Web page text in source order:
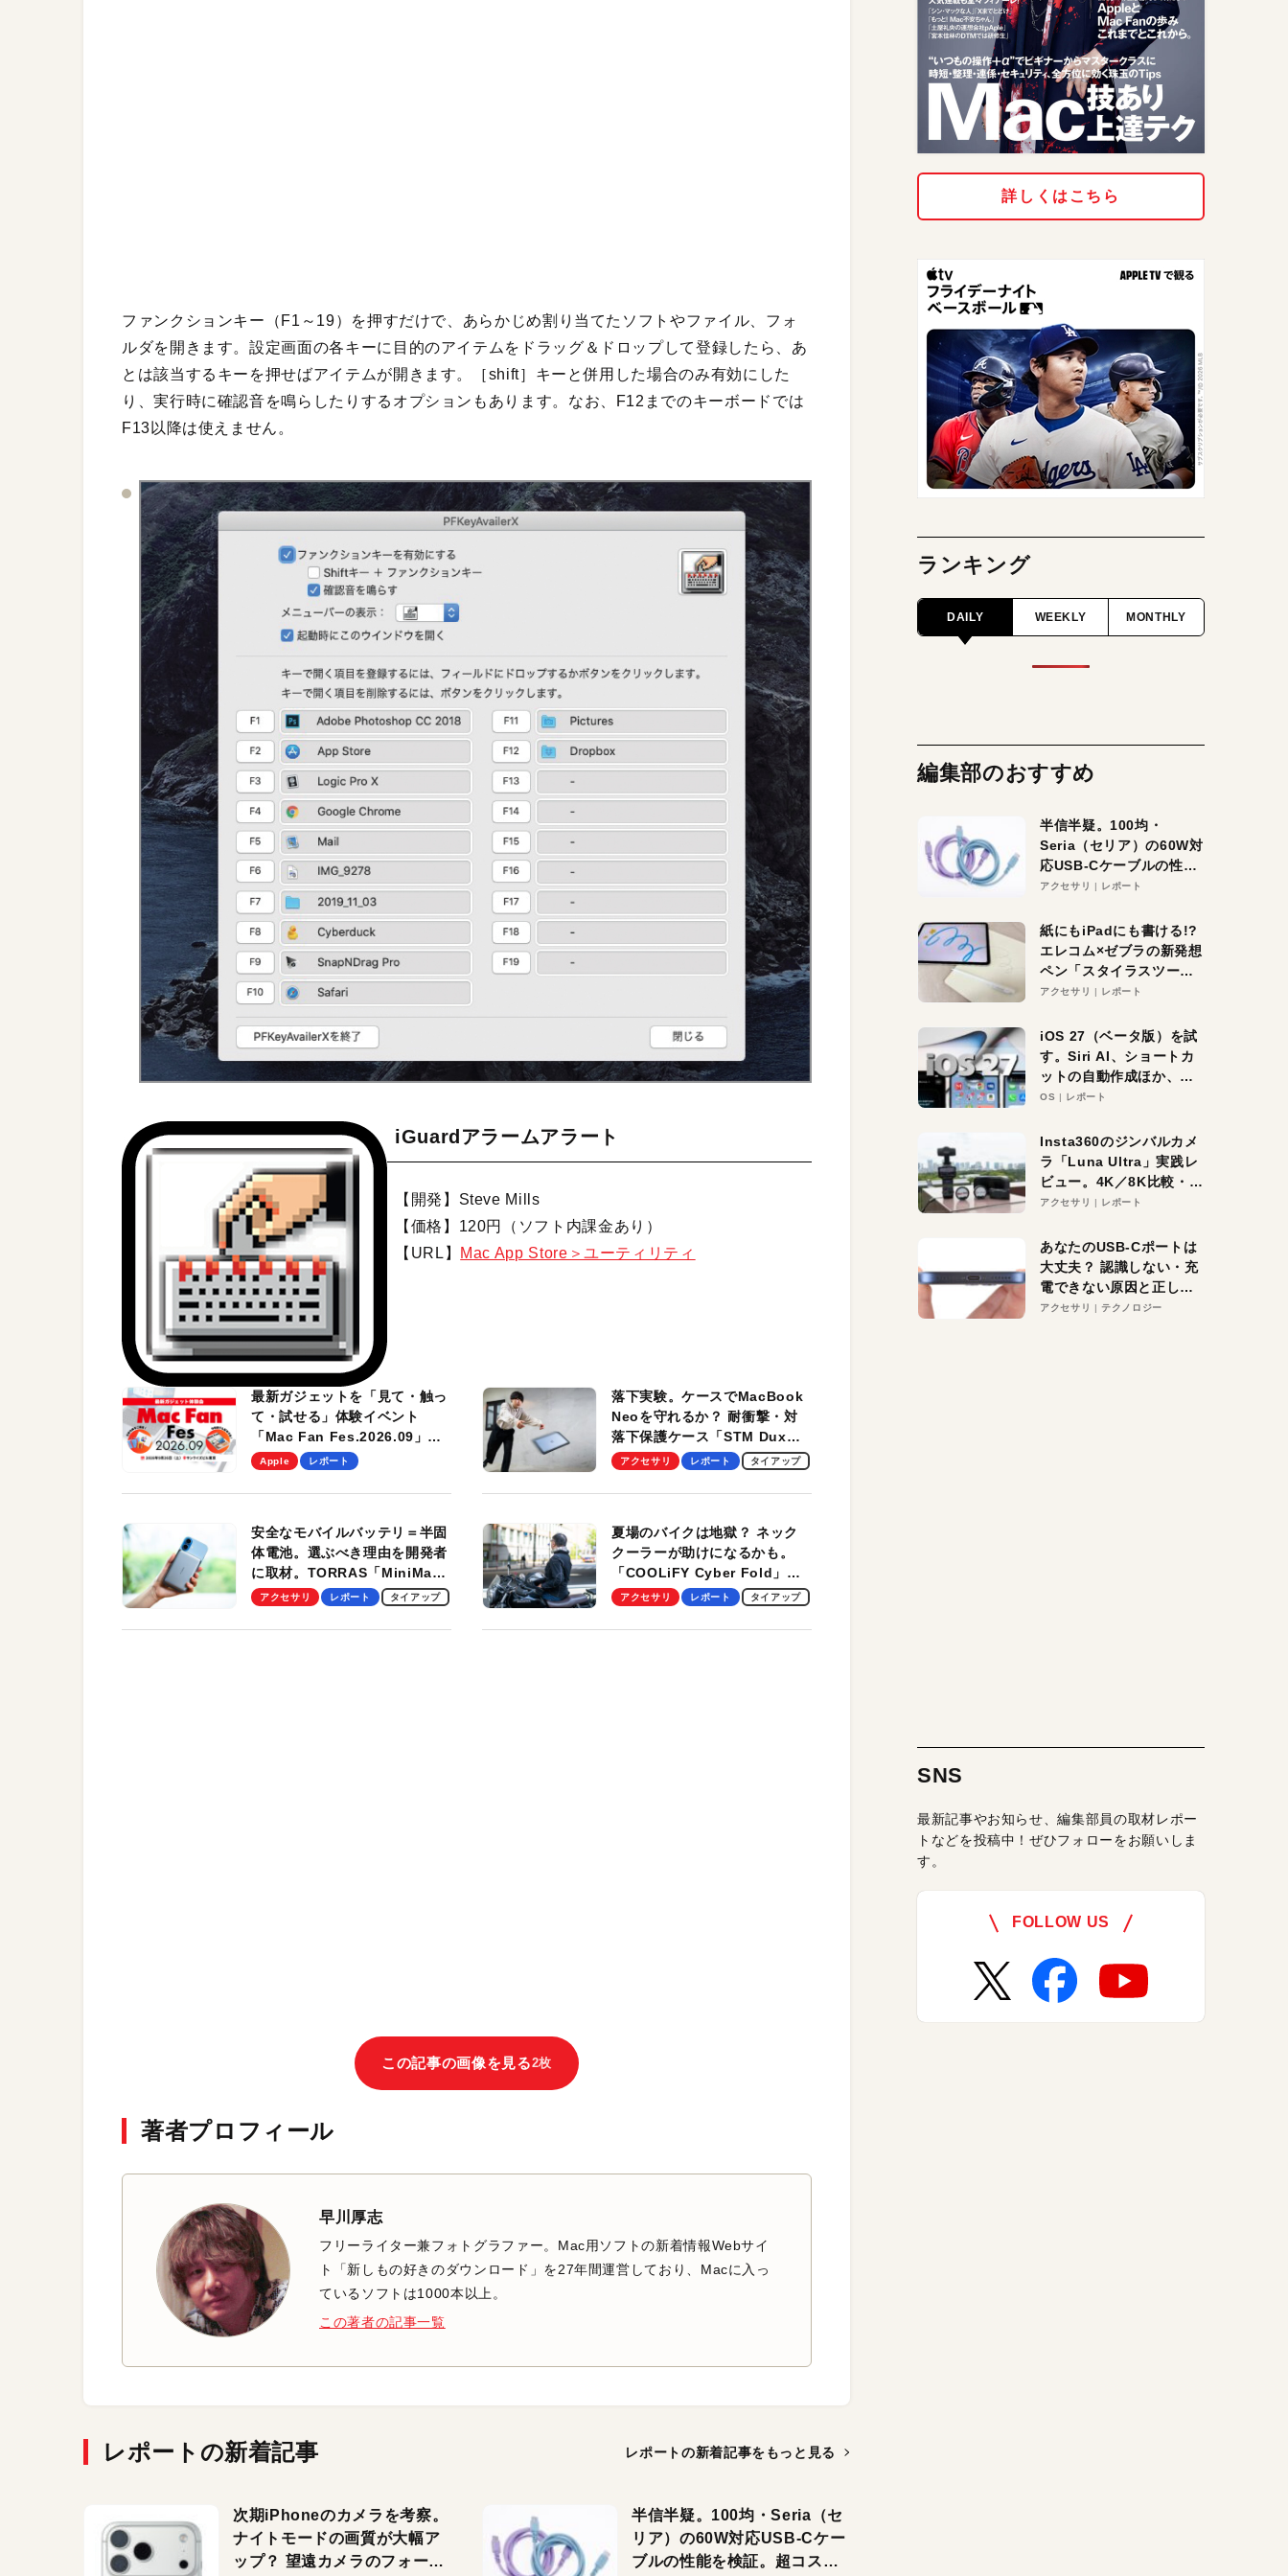
ファンクションキー（F1～19）を押すだけで、あらかじめ割り当てたソフトやファイル、フォ
ルダを開きます。設定画面の各キーに目的のアイテムをドラッグ＆ドロップして登録したら、あ
とは該当するキーを押せばアイテムが開きます。［shift］キーと併用した場合のみ有効にした
り、実行時に確認音を鳴らしたりするオプションもあります。なお、F12までのキーボードでは
F13以降は使えません。
iGuardアラームアラート
【開発】Steve Mills
【価格】120円（ソフト内課金あり）
【URL】
Mac App Store＞ユーティリティ
最新ガジェットを「見て・触っ
て・試せる」体験イベント
「Mac Fan Fes.2026.09」
を、9月26日（土）に開催しま
Apple レポート
落下実験。ケースでMacBook
Neoを守れるか？ 耐衝撃・対
落下保護ケース「STM Dux
Ultra」を検証。学生、ビジネ
適！
アクセサリ レポート タイアップ
安全なモバイルバッテリ＝半固
体電池。選ぶべき理由を開発者
に取材。TORRAS「MiniMag
Pro」の実機レビューも
アクセサリ レポート タイアップ
夏場のバイクは地獄？ ネック
クーラーが助けになるかも。
「COOLiFY Cyber Fold」レ
ビュー。冷却の速さ、密着する
性がグッド！
アクセサリ レポート タイアップ
この記事の画像を見る2枚
著者プロフィール
早川厚志
フリーライター兼フォトグラファー。Mac用ソフトの新着情報Webサイ
ト「新しもの好きのダウンロード」を27年間運営しており、Macに入っ
ているソフトは1000本以上。
この著者の記事一覧
レポートの新着記事 レポートの新着記事をもっと見る
次期iPhoneのカメラを考察。
ナイトモードの画質が大幅ア
ップ？ 望遠カメラのフォーカ
半信半疑。100均・Seria（セ
リア）の60W対応USB-Cケー
ブルの性能を検証。超コスパ
詳しくはこちら
ランキング
DAILY WEEKLY MONTHLY
編集部のおすすめ
半信半疑。100均・
Seria（セリア）の60W対
応USB-Cケーブルの性能
を検証。超コスパの1本を
アクセサリ レポート
紙にもiPadにも書ける!?
エレコム×ゼブラの新発想
ペン「スタイラスツーウ
ェイ」レビュー。持ち替
アクセサリ レポート
iOS 27（ベータ版）を試
す。Siri AI、ショートカ
ットの自動作成ほか、期
待大の便利機能5選。
る未来はすぐそこ！
OS レポート
Insta360のジンバルカメ
ラ「Luna Ultra」実践レ
ビュー。4K／8K比較・ズ
ーム・夜間撮影をチェッ
アクセサリ レポート
あなたのUSB-Cポートは
大丈夫？ 認識しない・充
電できない原因と正しい
対策
アクセサリ テクノロジー
SNS
最新記事やお知らせ、編集部員の取材レポー
トなどを投稿中！ぜひフォローをお願いしま
す。
FOLLOW US